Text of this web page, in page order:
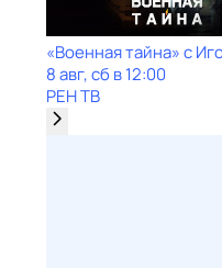
«Военная тайна» с
8 авг, сб в 12:00
РЕН ТВ